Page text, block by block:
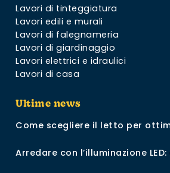
Lavori di tinteggiatura
Lavori edili e murali
Lavori di falegnameria
Lavori di giardinaggio
Lavori elettrici e idraulici
Lavori di casa
Ultime news
Come scegliere il letto per
Arredare con l’illuminazione